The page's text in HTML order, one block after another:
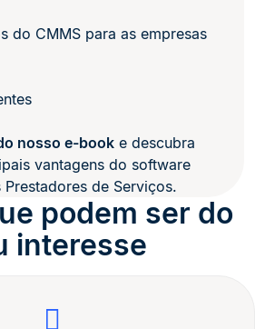
do CMMS para as empresas
nosso e-book e descubra
vantagens do software
de Serviços.
podem ser do
interesse